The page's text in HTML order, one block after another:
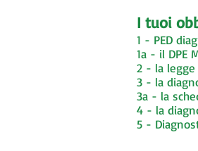
I tuoi
1 - PED
1a - il DPE
2 - la legge
3 - la
3a - la
4 - la
5 -